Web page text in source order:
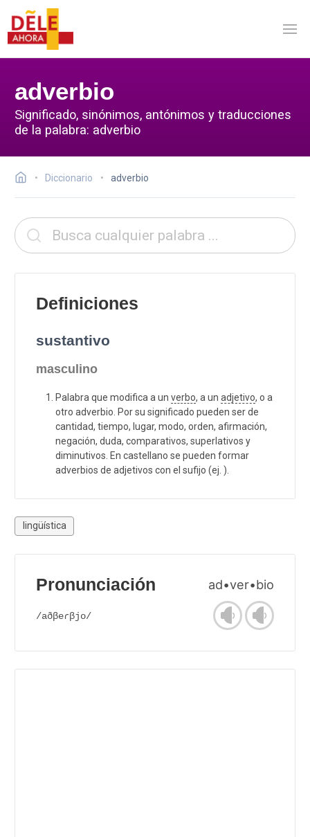
adverbio
Significado, sinónimos, antónimos y traducciones
de la palabra: adverbio
Diccionario adverbio
Definiciones
sustantivo
masculino
Palabra que modifica a un verbo, a un adjetivo, o a
otro adverbio. Por su significado pueden ser de
cantidad, tiempo, lugar, modo, orden, afirmación,
negación, duda, comparativos, superlativos y
diminutivos. En castellano se pueden formar
adverbios de adjetivos con el sufijo (ej. ).
lingüística
Pronunciación ad•ver•bio
/aðβeɾβjo/